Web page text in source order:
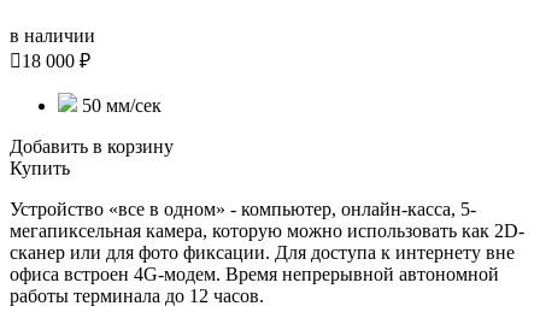
в наличии
18 000 ₽
50 мм/сек
Добавить в корзину
Купить
Устройство «все в одном» - компьютер, онлайн-касса, 5-
мегапиксельная камера, которую можно использовать как 2D-
сканер или для фото фиксации. Для доступа к интернету вне
офиса встроен 4G-модем. Время непрерывной автономной
работы терминала до 12 часов.